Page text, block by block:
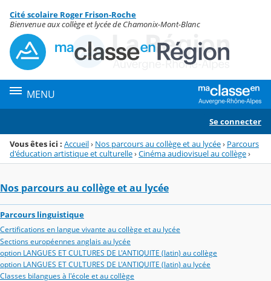
Menu de la rubrique
Contenu
Cité scolaire Roger Frison-Roche
Bienvenue aux collège et lycée de Chamonix-Mont-Blanc
MENU
Se connecter
Vous êtes ici : Accueil› Nos parcours au collège et au lycée› Parcours
d'éducation artistique et culturelle›Cinéma audiovisuel au collège›
Nos parcours au collège et au lycée
Parcours linguistique
Certifications en langue vivante au collège et au lycée
Sections européennes anglais au lycée
option LANGUES ET CULTURES DE L'ANTIQUITE (latin) au collège
option LANGUES ET CULTURES DE L'ANTIQUITE (latin) au lycée
Classes bilangues à l'école et au collège